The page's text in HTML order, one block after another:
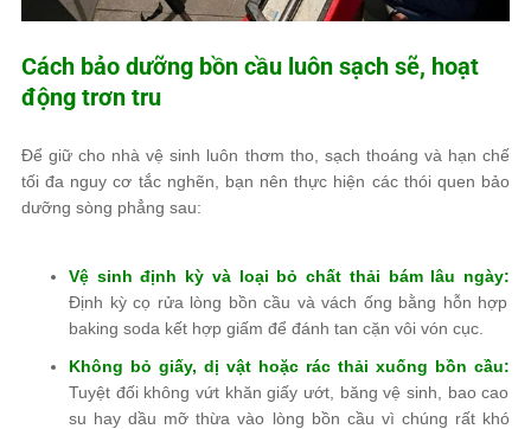
Cách bảo dưỡng bồn cầu luôn sạch sẽ, hoạt
động trơn tru
Để giữ cho nhà vệ sinh luôn thơm tho, sạch thoáng và hạn chế
tối đa nguy cơ tắc nghẽn, bạn nên thực hiện các thói quen bảo
dưỡng sòng phẳng sau:
Vệ sinh định kỳ và loại bỏ chất thải bám lâu ngày:
Định kỳ cọ rửa lòng bồn cầu và vách ống bằng hỗn hợp
baking soda kết hợp giấm để đánh tan cặn vôi vón cục.
Không bỏ giấy, dị vật hoặc rác thải xuống bồn cầu:
Tuyệt đối không vứt khăn giấy ướt, băng vệ sinh, bao cao
su hay dầu mỡ thừa vào lòng bồn cầu vì chúng rất khó